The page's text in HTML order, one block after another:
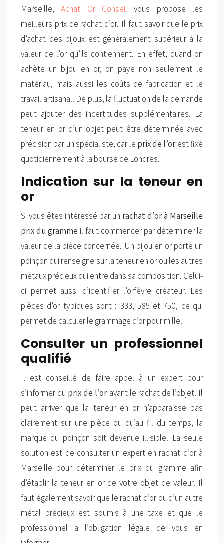
Marseille,Achat Or Conseil vous propose les
meilleurs prix de rachat d’or. Il faut savoir que le prix
d’achat des bijoux est généralement supérieur à la
valeur de l’or qu’ils contiennent. En effet, quand on
achète un bijou en or, on paye non seulement le
matériau, mais aussi les coûts de fabrication et le
travail artisanal. De plus, la fluctuation de la demande
peut ajouter des incertitudes supplémentaires. La
teneur en or d’un objet peut être déterminée avec
précision par un spécialiste, car le prix de l’orest fixé
quotidiennement à la bourse de Londres.
Indication sur la teneur en
or
Si vous êtes intéressé par un rachat d’or à Marseille
prix du gramme il faut commencer par déterminer la
valeur de la pièce concernée. Un bijou en or porte un
poinçon qui renseigne sur la teneur en or ou les autres
métaux précieux qui entre dans sa composition. Celui-
ci permet aussi d’identifier l’orfèvre créateur. Les
pièces d’or typiques sont : 333, 585 et 750, ce qui
permet de calculer le grammage d’or pour mille.
Consulter un professionnel
qualifié
Il est conseillé de faire appel à un expert pour
s’informer du prix de l’oravant le rachat de l’objet. Il
peut arriver que la teneur en or n’apparaisse pas
clairement sur une pièce ou qu’au fil du temps, la
marque du poinçon soit devenue illisible. La seule
solution est de consulter un expert en rachat d’or à
Marseille pour déterminer le prix du gramme afin
d’établir la teneur en or de votre objet de valeur. Il
faut également savoir que le rachat d’or ou d’un autre
métal précieux est soumis à une taxe et que le
professionnel a l’obligation légale de vous en